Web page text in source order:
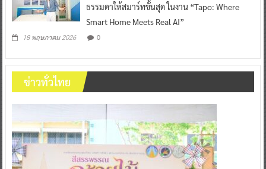
ธรรมดาให้สมาร์ทขั้นสุด ในงาน “Tapo: Where
Smart Home Meets Real AI”
18 พฤษภาคม 2026 0
ข่าวทั่วไทย